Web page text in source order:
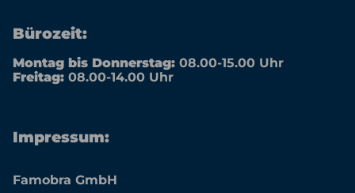
Bürozeit:
Montag bis Donnerstag: 08.00-15.00 Uhr
Freitag: 08.00-14.00 Uhr
Impressum:
Famobra GmbH